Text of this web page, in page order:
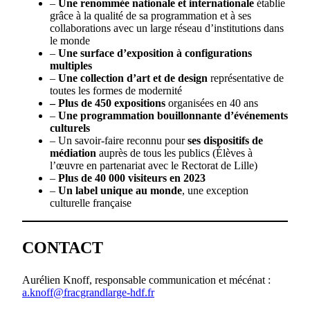
– Une renommée nationale et internationale établie
grâce à la qualité de sa programmation et à ses
collaborations avec un large réseau d’institutions dans
le monde
– Une surface d’exposition à configurations
multiples
– Une collection d’art et de design représentative de
toutes les formes de modernité
– Plus de 450 expositions organisées en 40 ans
– Une programmation bouillonnante d’événements
culturels
– Un savoir-faire reconnu pourses dispositifs de
médiation auprès de tous les publics (Élèves à
l’œuvre en partenariat avec le Rectorat de Lille)
– Plus de 40 000 visiteurs en 2023
– Un label unique au monde, une exception
culturelle française
CONTACT
Aurélien Knoff, responsable communication et mécénat :
a.knoff@fracgrandlarge-hdf.fr